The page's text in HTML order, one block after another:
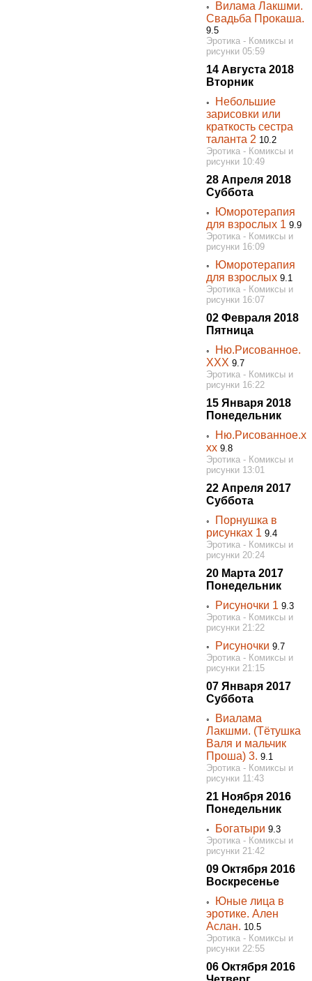
◦
Вилама Лакшми.
Свадьба Прокаша.
9.5
Эротика - Комиксы и
рисунки 05:59
14 Августа 2018
Вторник
◦
Небольшие
зарисовки или
краткость сестра
таланта 2 10.2
Эротика - Комиксы и
рисунки 10:49
28 Апреля 2018
Суббота
◦
Юморотерапия
для взрослых 1 9.9
Эротика - Комиксы и
рисунки 16:09
◦
Юморотерапия
для взрослых 9.1
Эротика - Комиксы и
рисунки 16:07
02 Февраля 2018
Пятница
◦
Ню.Рисованное.
ХХХ 9.7
Эротика - Комиксы и
рисунки 16:22
15 Января 2018
Понедельник
◦
Ню.Рисованное.х
хх 9.8
Эротика - Комиксы и
рисунки 13:01
22 Апреля 2017
Суббота
◦
Порнушка в
рисунках 1 9.4
Эротика - Комиксы и
рисунки 20:24
20 Марта 2017
Понедельник
◦ Рисуночки 1 9.3
Эротика - Комиксы и
рисунки 21:22
◦
Рисуночки 9.7
Эротика - Комиксы и
рисунки 21:15
07 Января 2017
Суббота
◦
Виалама
Лакшми. (Тётушка
Валя и мальчик
Проша) 3. 9.1
Эротика - Комиксы и
рисунки 11:43
21 Ноября 2016
Понедельник
◦ Богатыри 9.3
Эротика - Комиксы и
рисунки 21:42
09 Октября 2016
Воскресенье
◦
Юные лица в
эротике. Ален
Аслан. 10.5
Эротика - Комиксы и
рисунки 22:55
06 Октября 2016